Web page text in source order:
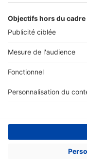
Tout l'immobilier
Toutes les villes
Tous les départements
Toutes les régions